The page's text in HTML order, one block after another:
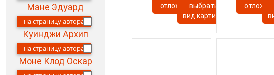
Мане Эдуард
на страницу автора
Куинджи Архип
на страницу автора
Моне Клод Оскар
отложитьвыбрать
вид картины